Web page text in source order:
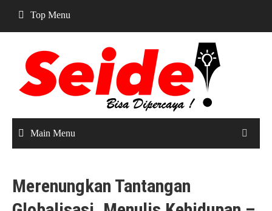
content
Top Menu
Main Menu
Merenungkan Tantangan